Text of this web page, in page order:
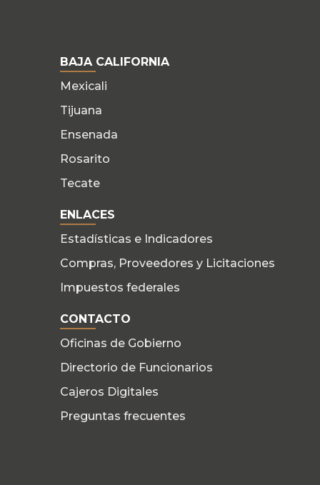
BAJA CALIFORNIA
Mexicali
Tijuana
Ensenada
Rosarito
Tecate
ENLACES
Estadísticas e Indicadores
Compras, Proveedores y Licitaciones
Impuestos federales
CONTACTO
Oficinas de Gobierno
Directorio de Funcionarios
Cajeros Digitales
Preguntas frecuentes